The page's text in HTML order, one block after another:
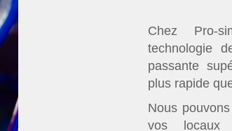
Chez Pro-
technologie
passante
plus rapide
Nous
vos locaux